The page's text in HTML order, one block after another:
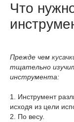
Что
Прежде чем
тщательно
инструмента:
1. Инструмент
исходя из цели
2. По весу.